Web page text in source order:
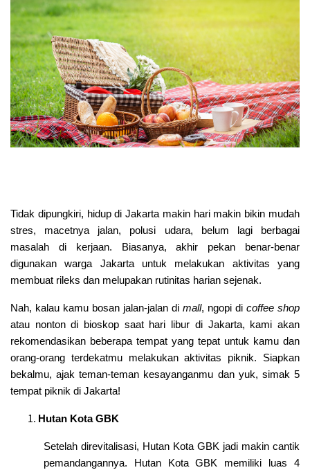
Tidak dipungkiri, hidup di Jakarta makin hari makin bikin mudah
stres, macetnya jalan, polusi udara, belum lagi berbagai
masalah di kerjaan. Biasanya, akhir pekan benar-benar
digunakan warga Jakarta untuk melakukan aktivitas yang
membuat rileks dan melupakan rutinitas harian sejenak.
Nah, kalau kamu bosan jalan-jalan di mall, ngopi di coffee shop
atau nonton di bioskop saat hari libur di Jakarta, kami akan
rekomendasikan beberapa tempat yang tepat untuk kamu dan
orang-orang terdekatmu melakukan aktivitas piknik. Siapkan
bekalmu, ajak teman-teman kesayanganmu dan yuk, simak 5
tempat piknik di Jakarta!
Hutan Kota GBK
Setelah direvitalisasi, Hutan Kota GBK jadi makin cantik
pemandangannya. Hutan Kota GBK memiliki luas 4